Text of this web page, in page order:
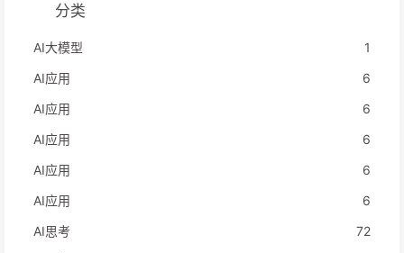
分类
AI大模型
1
AI应用
6
AI应用
6
AI应用
6
AI应用
6
AI应用
6
AI思考
72